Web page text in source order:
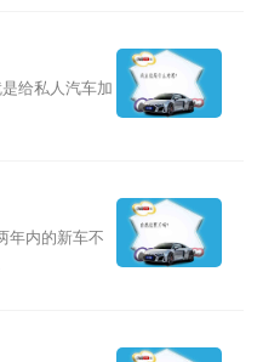
给私人汽车加
年内的新车不